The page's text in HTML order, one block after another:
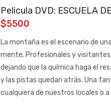
Pelicula DVD: ESCUELA
$5500
La montaña es el escenario de
mente. Profesionales y
dejando que la química haga el
y las pistas quedan atrás. Una
cualquiera de nuestros locales o